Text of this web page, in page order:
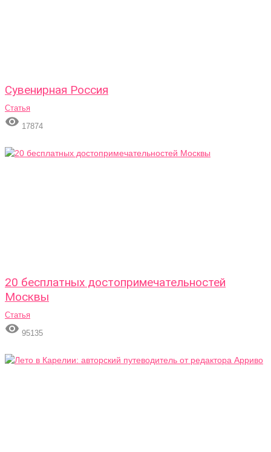
Сувенирная Россия
Статья
 17874
20 бесплатных достопримечательностей
Москвы
Статья
 95135